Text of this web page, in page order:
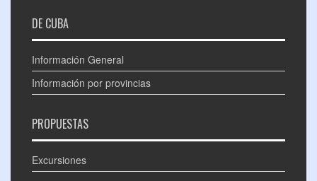
DE CUBA
Información General
Información por provincias
PROPUESTAS
Excursiones